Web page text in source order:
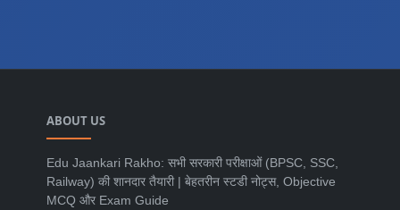
ABOUT US
Edu Jaankari Rakho: सभी सरकारी परीक्षाओं (BPSC, SSC,
Railway) की शानदार तैयारी | बेहतरीन स्टडी नोट्स, Objective
MCQ और Exam Guide